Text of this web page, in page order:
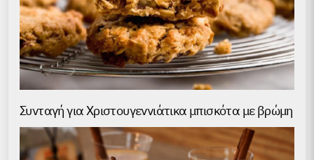
Συνταγή για Χριστουγεννιάτικα μπισκότα με βρώμη